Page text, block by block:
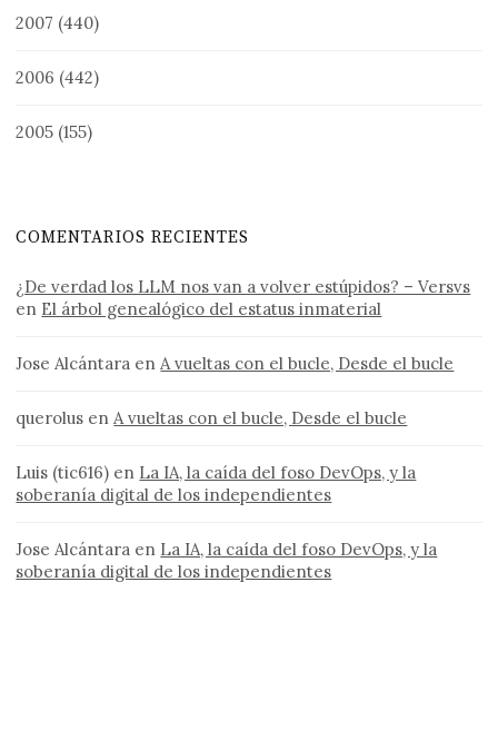
2007 (440)
2006 (442)
2005 (155)
COMENTARIOS RECIENTES
¿De verdad los LLM nos van a volver estúpidos? – Versvs
en El árbol genealógico del estatus inmaterial
Jose Alcántara enA vueltas con el bucle, Desde el bucle
querolus enA vueltas con el bucle, Desde el bucle
Luis (tic616) en La IA, la caída del foso DevOps, y la
soberanía digital de los independientes
Jose Alcántara en La IA, la caída del foso DevOps, y la
soberanía digital de los independientes